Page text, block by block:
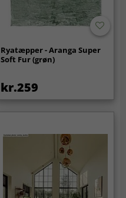
Ryatæpper - Aranga Super
Soft Fur (grøn)
kr.259